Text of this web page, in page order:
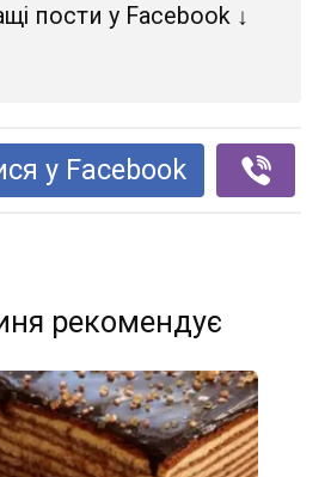
пости у Facebook ↓
у Facebook
рекомендує